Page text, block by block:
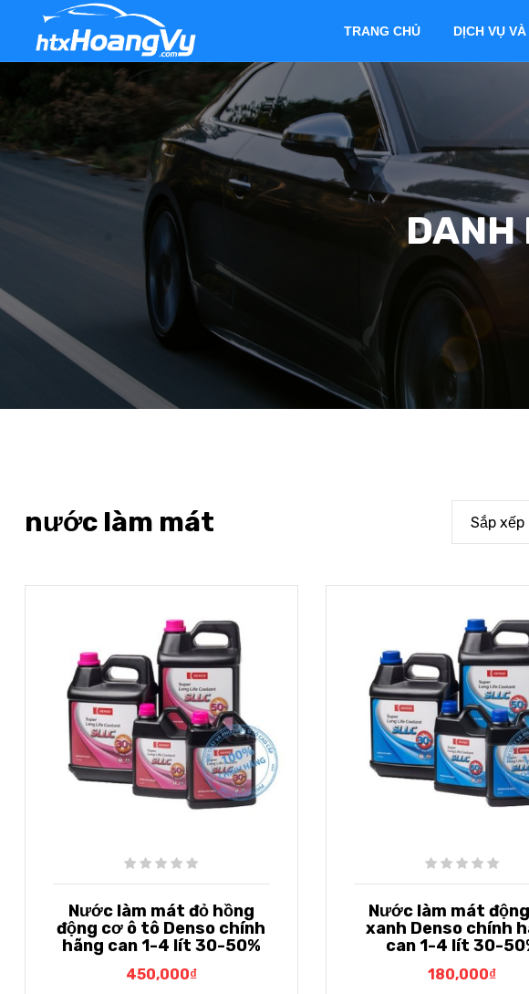
TRANG CHỦ DỊCH VỤ
DANH
nước làm mát Sắp
Nước làm mát đỏ hồng
động cơ ô tô Denso chính
hãng can 1-4 lít 30-50%
450,000₫
Nước làm mát
xanh Denso chính
can 1-4 lít 30-
180,000₫